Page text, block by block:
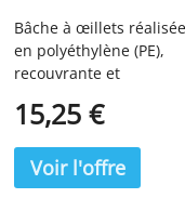
90 g/m², Bâche de
Protection pour
Bois, Meubles de
Jardin, Voitures,
Piscines, Bateaux,
Camping, Bâche
Imperméable et
Indéchirable avec
Bâche à œillets réalisée
en polyéthylène (PE),
recouvrante et
renforcé et coins double
imperméable et
indéchirable, traitée
15,25 €